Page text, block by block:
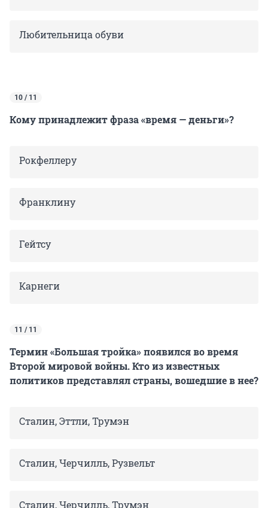
Любительница обуви
10 / 11
Кому принадлежит фраза «время — деньги»?
Рокфеллеру
Франклину
Гейтсу
Карнеги
11 / 11
Термин «Большая тройка» появился во время
Второй мировой войны. Кто из известных
политиков представлял страны, вошедшие в нее?
Сталин, Эттли, Трумэн
Сталин, Черчилль, Рузвельт
Сталин, Черчилль, Трумэн